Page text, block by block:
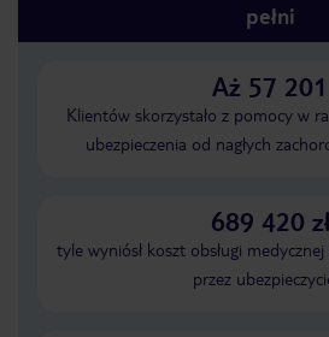
pełni
Aż 57 201
Klientów skorzystało z pomocy w
ubezpieczenia od nagłych
689 420 zł
tyle wyniósł koszt obsługi
przez